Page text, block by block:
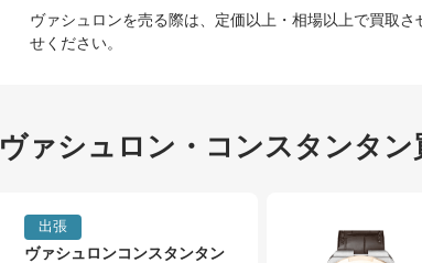
ヴァシュロンを売る際は、定価以上・相場以上で買取
せください。
ヴァシュロン・コンスタンタン
出張
ヴァシュロンコンスタンタン